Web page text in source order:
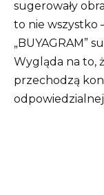
sugerowały
to nie wszystko
„BUYAGRAM”
Wygląda na to,
przechodzą